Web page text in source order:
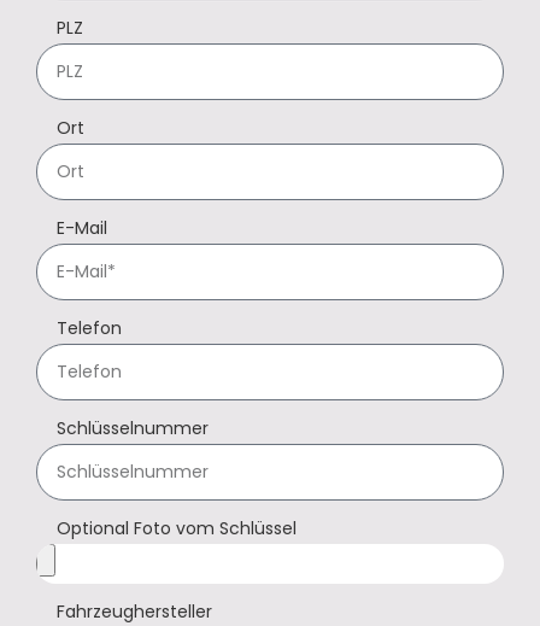
PLZ
Ort
E-Mail
Telefon
Schlüsselnummer
Optional Foto vom Schlüssel
Fahrzeughersteller